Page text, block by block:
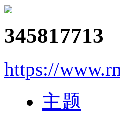
345817713
https://
主题